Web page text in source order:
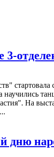
3-
научились
На